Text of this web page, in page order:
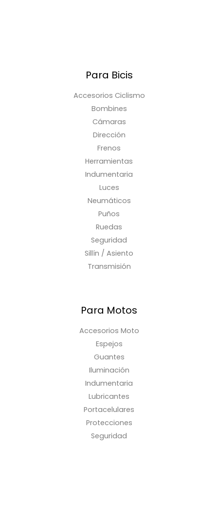
Para Bicis
Accesorios Ciclismo
Bombines
Cámaras
Dirección
Frenos
Herramientas
Indumentaria
Luces
Neumáticos
Puños
Ruedas
Seguridad
Sillín / Asiento
Transmisión
Para Motos
Accesorios Moto
Espejos
Guantes
Iluminación
Indumentaria
Lubricantes
Portacelulares
Protecciones
Seguridad